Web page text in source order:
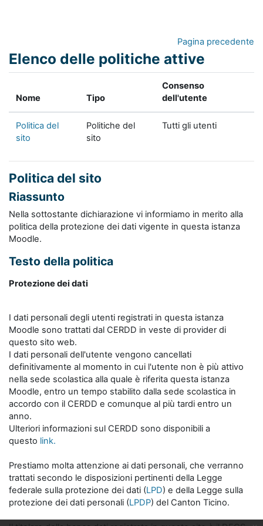
Pagina precedente
Elenco delle politiche attive
Nome Tipo
Consenso
dell'utente
Politica del
sito
Politiche del
sito
Tutti gli utenti
Politica del sito
Riassunto
Nella sottostante dichiarazione vi informiamo in merito alla
politica della protezione dei dati vigente in questa istanza
Moodle.
Testo della politica
Protezione dei dati
I dati personali degli utenti registrati in questa istanza
Moodle sono trattati dal CERDD in veste di provider di
questo sito web.
I dati personali dell'utente vengono cancellati
definitivamente al momento in cui l'utente non è più attivo
nella sede scolastica alla quale è riferita questa istanza
Moodle, entro un tempo stabilito dalla sede scolastica in
accordo con il CERDD e comunque al più tardi entro un
anno.
Ulteriori informazioni sul CERDD sono disponibili a
questo link.
Prestiamo molta attenzione ai dati personali, che verranno
trattati secondo le disposizioni pertinenti della Legge
federale sulla protezione dei dati (LPD) e della Legge sulla
protezione dei dati personali (LPDP) del Canton Ticino.